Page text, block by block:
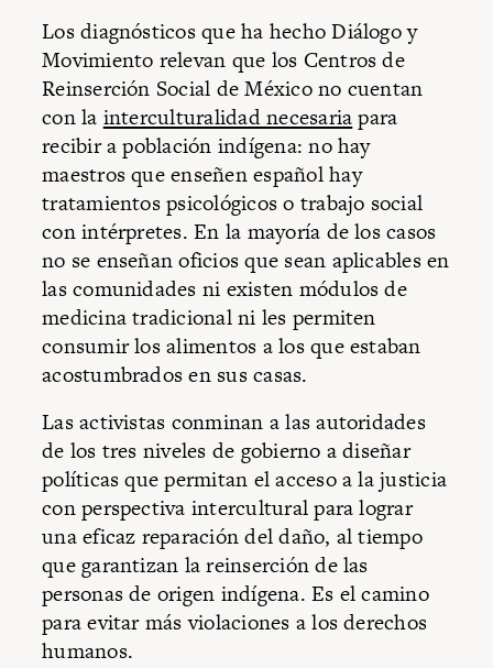
Los diagnósticos que ha hecho Diálogo y
Movimiento relevan que los Centros de
Reinserción Social de México no cuentan
con la interculturalidad necesariapara
recibir a población indígena: no hay
maestros que enseñen español hay
tratamientos psicológicos o trabajo social
con intérpretes. En la mayoría de los casos
no se enseñan oficios que sean aplicables en
las comunidades ni existen módulos de
medicina tradicional ni les permiten
consumir los alimentos a los que estaban
acostumbrados en sus casas.
Las activistas conminan a las autoridades
de los tres niveles de gobierno a diseñar
políticas que permitan el acceso a la justicia
con perspectiva intercultural para lograr
una eficaz reparación del daño, al tiempo
que garantizan la reinserción de las
personas de origen indígena. Es el camino
para evitar más violaciones a los derechos
humanos.